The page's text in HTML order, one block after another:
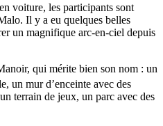
voiture, les participants sont
Il y a eu quelques belles
un magnifique arc-en-ciel depuis
qui mérite bien son nom : un
un mur d’enceinte avec des
terrain de jeux, un parc avec des